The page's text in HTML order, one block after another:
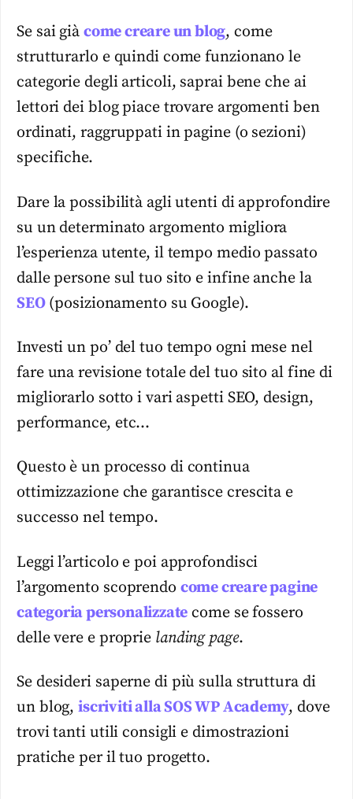
Se sai già come creare un blog, come
strutturarlo e quindi come funzionano le
categorie degli articoli, saprai bene che ai
lettori dei blog piace trovare argomenti ben
ordinati, raggruppati in pagine (o sezioni)
specifiche.
Dare la possibilità agli utenti di approfondire
su un determinato argomento migliora
l’esperienza utente, il tempo medio passato
dalle persone sul tuo sito e infine anche la
SEO(posizionamento su Google).
Investi un po’ del tuo tempo ogni mese nel
fare una revisione totale del tuo sito al fine di
migliorarlo sotto i vari aspetti SEO, design,
performance, etc…
Questo è un processo di continua
ottimizzazione che garantisce crescita e
successo nel tempo.
Leggi l’articolo e poi approfondisci
l’argomento scoprendo come creare pagine
categoria personalizzate come se fossero
delle vere e proprie landing page.
Se desideri saperne di più sulla struttura di
un blog,iscriviti alla SOS WP Academy, dove
trovi tanti utili consigli e dimostrazioni
pratiche per il tuo progetto.